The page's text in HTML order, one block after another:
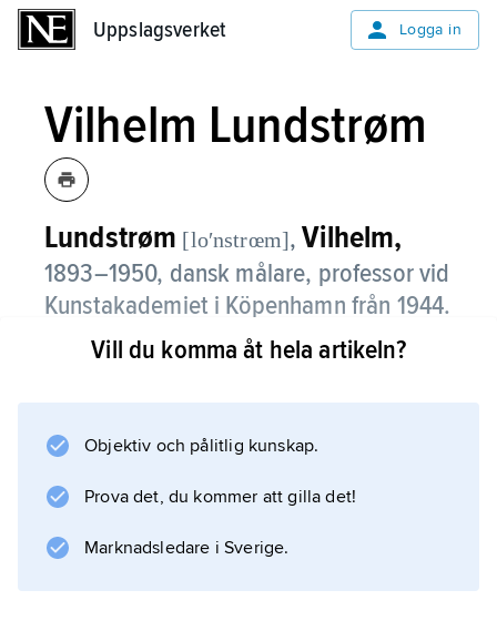
Uppslagsverket Logga in
Vilhelm Lundstrøm
Lundstrøm [loʹnstrœm],Vilhelm,
1893–1950, dansk målare, professor vid
Kunstakademiet i Köpenhamn från 1944.
Lundstrøm var en av pionjärerna för
som collage av bemålat trä och papper.
Litteraturanvisning
Vill du komma åt hela artikeln?
Objektiv och pålitlig kunskap.
Prova det, du kommer att gilla det!
Marknadsledare i Sverige.